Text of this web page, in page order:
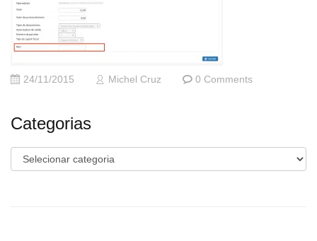
24/11/2015 Michel Cruz 0 Comments
Categorias
Categorias